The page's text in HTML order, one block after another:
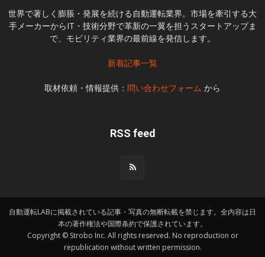
世界で著しく膨脹・発展を続ける自動運転業界。市場を牽引する大
手メーカーからIT・技術分野で革新の一翼を担うスタートアップま
で、モビリティ業界の最前線を発信します。
新着記事一覧
取材依頼・情報提供： 問い合わせフォーム から
RSS feed
自動運転LABに掲載されている記事・写真の無断転載を禁じます。全内容は日
本の著作権法や国際条約で保護されています。
Copyright © Strobo Inc. All rights reserved. No reproduction or
republication without written permission.